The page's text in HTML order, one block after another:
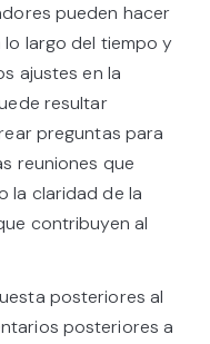
pueden hacer
largo del tiempo y
ajustes en la
resultar
preguntas para
reuniones que
la claridad de la
contribuyen al
posteriores al
posteriores a